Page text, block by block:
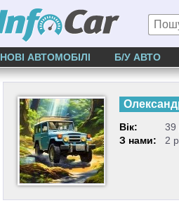
НОВІ АВТОМОБІЛІ Б/У АВТО
Вік:
39
З нами:
2